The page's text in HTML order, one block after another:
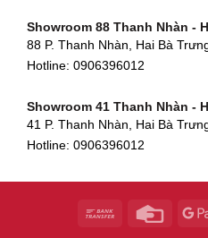
Showroom Hà Tĩnh
82 Quang Trung, Thạch Quý,
Showroom Quy Nhơn - Bình
956 Trần Hưng Đạo, P, Thành
Showroom 88 Thanh Nhàn -
88 P. Thanh Nhàn, Hai Bà
Hotline: 0906396012
Showroom 41 Thanh Nhàn -
41 P. Thanh Nhàn, Hai Bà
Hotline: 0906396012
268 P. Tây Sơn, Trung Liệt,